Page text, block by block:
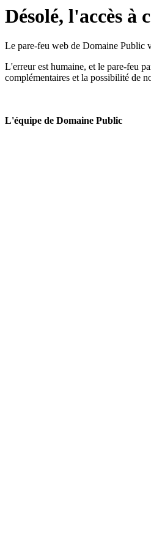
Désolé, l'accès à
Le pare-feu web de Domaine Public
L'erreur est humaine, et le pare-feu
complémentaires et la possibilité de
L'équipe de Domaine Public